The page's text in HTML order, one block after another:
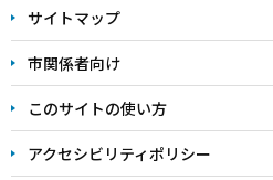
こ
こ
ま
で
サイトマップ
市関係者向け
このサイトの使い方
アクセシビリティポリシー